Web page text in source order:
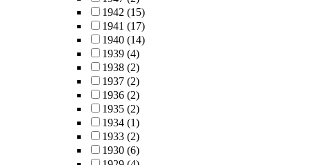
1942 (15)
1941 (17)
1940 (14)
1939 (4)
1938 (2)
1937 (2)
1936 (2)
1935 (2)
1934 (1)
1933 (2)
1930 (6)